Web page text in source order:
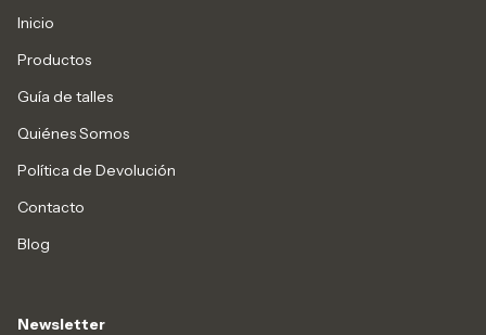
Inicio
Productos
Guía de talles
Quiénes Somos
Política de Devolución
Contacto
Blog
Newsletter